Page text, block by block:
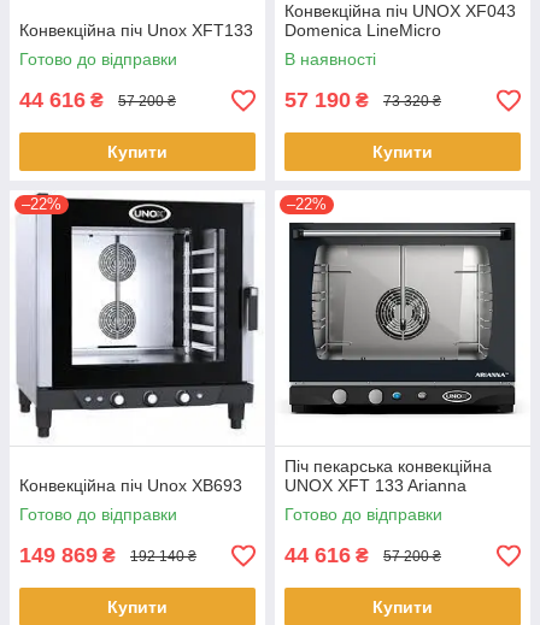
Конвекційна піч Unox XFT133
Готово до відправки
44 616 ₴ 57 200 ₴
Купити
Конвекційна піч UNOX XF043
Domenica LineMicro
В наявності
57 190 ₴ 73 320 ₴
Купити
–22%
Конвекційна піч Unox XB693
Готово до відправки
149 869 ₴ 192 140 ₴
Купити
–22%
Піч пекарська конвекційна
UNOX XFT 133 Arianna
Готово до відправки
44 616 ₴ 57 200 ₴
Купити